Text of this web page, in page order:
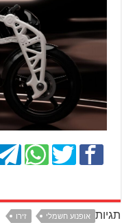
תגיות אופנוע חשמלי זירו